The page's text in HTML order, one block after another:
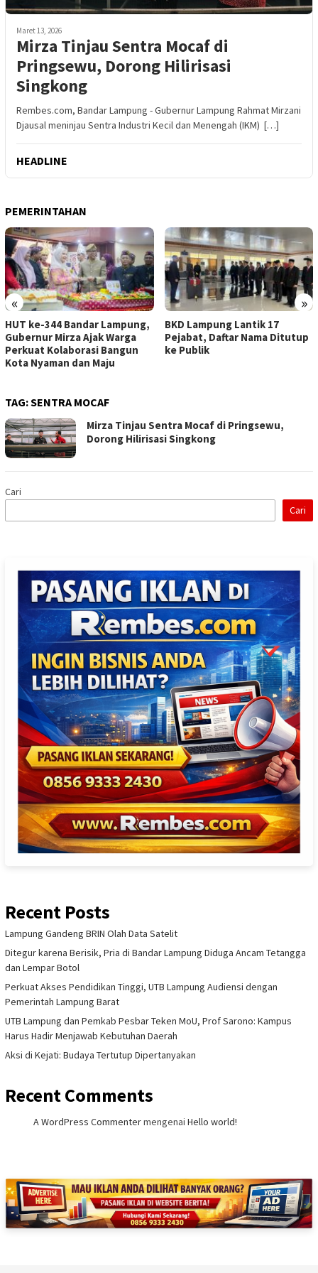
Maret 13, 2026
Mirza Tinjau Sentra Mocaf di
Pringsewu, Dorong Hilirisasi
Singkong
Rembes.com, Bandar Lampung - Gubernur Lampung Rahmat Mirzani
Djausal meninjau Sentra Industri Kecil dan Menengah (IKM) […]
HEADLINE
PEMERINTAHAN
« »
HUT ke-344 Bandar Lampung,
Gubernur Mirza Ajak Warga
Perkuat Kolaborasi Bangun
Kota Nyaman dan Maju
BKD Lampung Lantik 17
Pejabat, Daftar Nama Ditutup
ke Publik
TAG:SENTRA MOCAF
Mirza Tinjau Sentra Mocaf di Pringsewu,
Dorong Hilirisasi Singkong
Cari
Cari
Recent Posts
Lampung Gandeng BRIN Olah Data Satelit
Ditegur karena Berisik, Pria di Bandar Lampung Diduga Ancam Tetangga
dan Lempar Botol
Perkuat Akses Pendidikan Tinggi, UTB Lampung Audiensi dengan
Pemerintah Lampung Barat
UTB Lampung dan Pemkab Pesbar Teken MoU, Prof Sarono: Kampus
Harus Hadir Menjawab Kebutuhan Daerah
Aksi di Kejati: Budaya Tertutup Dipertanyakan
Recent Comments
A WordPress Commentermengenai Hello world!